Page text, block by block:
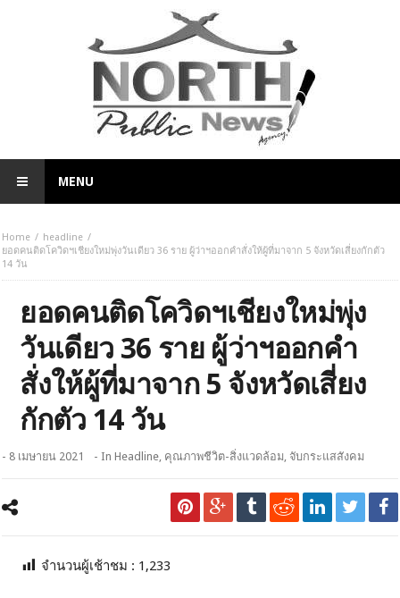
MENU
Home
headline
ยอดคนติดโควิดฯเชียงใหม่พุ่งวันเดียว 36 ราย ผู้ว่าฯออกคำสั่งให้ผู้ที่มาจาก 5 จังหวัดเสี่ยงกักตัว
14 วัน
ยอดคนติดโควิดฯเชียงใหม่พุ่ง
วันเดียว 36 ราย ผู้ว่าฯออกคำ
สั่งให้ผู้ที่มาจาก 5 จังหวัดเสี่ยง
กักตัว 14 วัน
- 8 เมษายน 2021 - InHeadline, คุณภาพชีวิต-สิ่งแวดล้อม, จับกระแสสังคม
จำนวนผู้เช้าชม : 1,233